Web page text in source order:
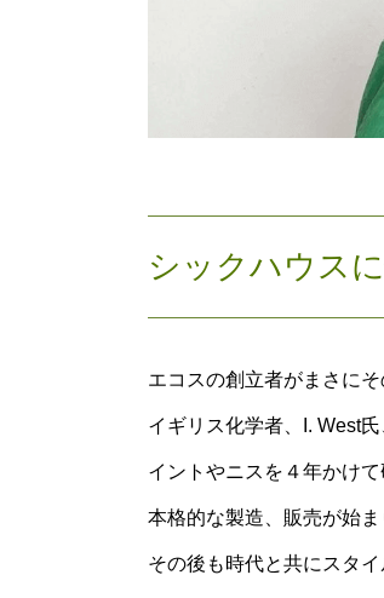
シックハウス
エコスの創立者がまさに
イギリス化学者、I. West
イントやニスを４年かけ
本格的な製造、販売が始ま
その後も時代と共にスタ